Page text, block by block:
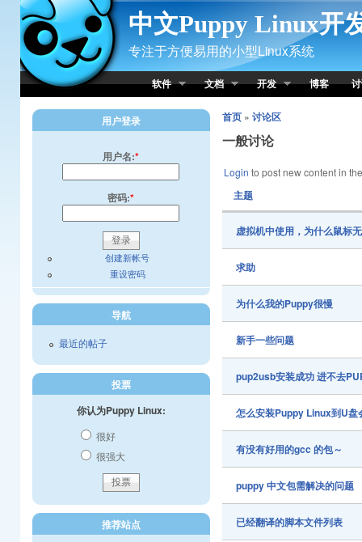
Skip to Content
中文Puppy Linux开
专注于方便易用的小型Linux系统
软件 文档 开发 博客
首页» 讨论区
一般讨论
Login to post new content in
主题
虚拟机中使用，为什么鼠标
求助
为什么我的Puppy很慢
新手一些问题
pup2usb安装成功 进不去
怎么安装Puppy Linux到U盘
有没有好用的gcc 的包～
puppy 中文包需解决的问题
已经翻译的脚本文件列表
用户登录
用户名:*
密码:*
创建新帐号
重设密码
导航
最近的帖子
投票
你认为Puppy Linux:
很好
很强大
推荐站点